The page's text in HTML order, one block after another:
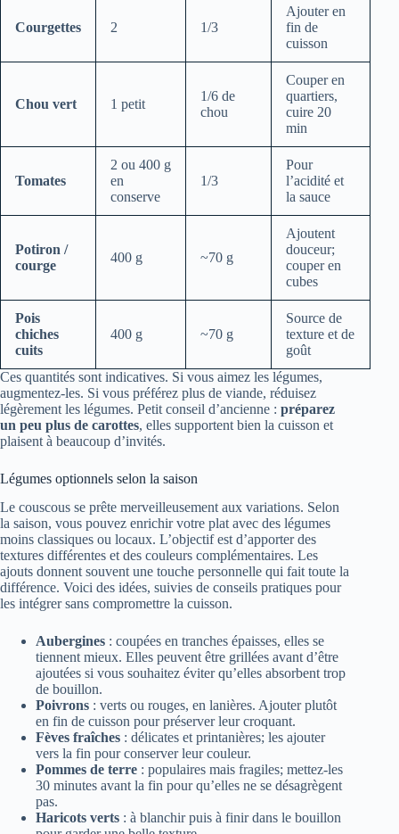
Courgettes 2 1/3
Ajouter en
fin de
cuisson
Chou vert 1 petit
1/6 de
chou
Couper en
quartiers,
cuire 20
min
Tomates
2 ou 400 g
en
conserve
1/3
Pour
l’acidité et
la sauce
Potiron /
courge
400 g ~70 g
Ajoutent
douceur;
couper en
cubes
Pois
chiches
cuits
400 g ~70 g
Source de
texture et de
goût
Ces quantités sont indicatives. Si vous aimez les légumes,
augmentez-les. Si vous préférez plus de viande, réduisez
légèrement les légumes. Petit conseil d’ancienne : préparez
un peu plus de carottes, elles supportent bien la cuisson et
plaisent à beaucoup d’invités.
Légumes optionnels selon la saison
Le couscous se prête merveilleusement aux variations. Selon
la saison, vous pouvez enrichir votre plat avec des légumes
moins classiques ou locaux. L’objectif est d’apporter des
textures différentes et des couleurs complémentaires. Les
ajouts donnent souvent une touche personnelle qui fait toute la
différence. Voici des idées, suivies de conseils pratiques pour
les intégrer sans compromettre la cuisson.
Aubergines : coupées en tranches épaisses, elles se
tiennent mieux. Elles peuvent être grillées avant d’être
ajoutées si vous souhaitez éviter qu’elles absorbent trop
de bouillon.
Poivrons : verts ou rouges, en lanières. Ajouter plutôt
en fin de cuisson pour préserver leur croquant.
Fèves fraîches : délicates et printanières; les ajouter
vers la fin pour conserver leur couleur.
Pommes de terre : populaires mais fragiles; mettez-les
30 minutes avant la fin pour qu’elles ne se désagrègent
pas.
Haricots verts : à blanchir puis à finir dans le bouillon